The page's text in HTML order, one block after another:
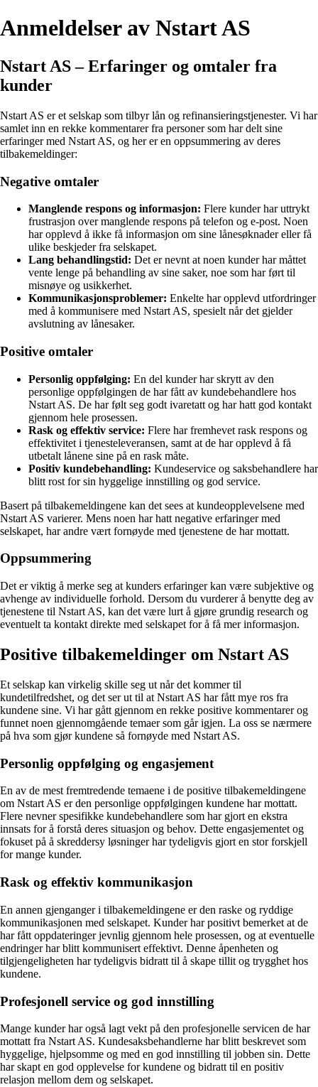
Anmeldelser av Nstart AS
Nstart AS – Erfaringer og omtaler fra
kunder
Nstart AS er et selskap som tilbyr lån og refinansieringstjenester. Vi har
samlet inn en rekke kommentarer fra personer som har delt sine
erfaringer med Nstart AS, og her er en oppsummering av deres
tilbakemeldinger:
Negative omtaler
Manglende respons og informasjon: Flere kunder har uttrykt
frustrasjon over manglende respons på telefon og e-post. Noen
har opplevd å ikke få informasjon om sine lånesøknader eller få
ulike beskjeder fra selskapet.
Lang behandlingstid: Det er nevnt at noen kunder har måttet
vente lenge på behandling av sine saker, noe som har ført til
misnøye og usikkerhet.
Kommunikasjonsproblemer: Enkelte har opplevd utfordringer
med å kommunisere med Nstart AS, spesielt når det gjelder
avslutning av lånesaker.
Positive omtaler
Personlig oppfølging: En del kunder har skrytt av den
personlige oppfølgingen de har fått av kundebehandlere hos
Nstart AS. De har følt seg godt ivaretatt og har hatt god kontakt
gjennom hele prosessen.
Rask og effektiv service: Flere har fremhevet rask respons og
effektivitet i tjenesteleveransen, samt at de har opplevd å få
utbetalt lånene sine på en rask måte.
Positiv kundebehandling: Kundeservice og saksbehandlere har
blitt rost for sin hyggelige innstilling og god service.
Basert på tilbakemeldingene kan det sees at kundeopplevelsene med
Nstart AS varierer. Mens noen har hatt negative erfaringer med
selskapet, har andre vært fornøyde med tjenestene de har mottatt.
Oppsummering
Det er viktig å merke seg at kunders erfaringer kan være subjektive og
avhenge av individuelle forhold. Dersom du vurderer å benytte deg av
tjenestene til Nstart AS, kan det være lurt å gjøre grundig research og
eventuelt ta kontakt direkte med selskapet for å få mer informasjon.
Positive tilbakemeldinger om Nstart AS
Et selskap kan virkelig skille seg ut når det kommer til
kundetilfredshet, og det ser ut til at Nstart AS har fått mye ros fra
kundene sine. Vi har gått gjennom en rekke positive kommentarer og
funnet noen gjennomgående temaer som går igjen. La oss se nærmere
på hva som gjør kundene så fornøyde med Nstart AS.
Personlig oppfølging og engasjement
En av de mest fremtredende temaene i de positive tilbakemeldingene
om Nstart AS er den personlige oppfølgingen kundene har mottatt.
Flere nevner spesifikke kundebehandlere som har gjort en ekstra
innsats for å forstå deres situasjon og behov. Dette engasjementet og
fokuset på å skreddersy løsninger har tydeligvis gjort en stor forskjell
for mange kunder.
Rask og effektiv kommunikasjon
En annen gjenganger i tilbakemeldingene er den raske og ryddige
kommunikasjonen med selskapet. Kunder har positivt bemerket at de
har fått oppdateringer jevnlig gjennom hele prosessen, og at eventuelle
endringer har blitt kommunisert effektivt. Denne åpenheten og
tilgjengeligheten har tydeligvis bidratt til å skape tillit og trygghet hos
kundene.
Profesjonell service og god innstilling
Mange kunder har også lagt vekt på den profesjonelle servicen de har
mottatt fra Nstart AS. Kundesaksbehandlerne har blitt beskrevet som
hyggelige, hjelpsomme og med en god innstilling til jobben sin. Dette
har skapt en god opplevelse for kundene og bidratt til en positiv
relasjon mellom dem og selskapet.